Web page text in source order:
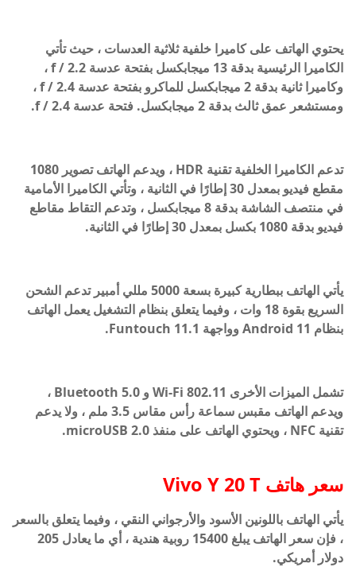
يحتوي الهاتف على كاميرا خلفية ثلاثية العدسات ، حيث تأتي
الكاميرا الرئيسية بدقة 13 ميجابكسل بفتحة عدسة f / 2.2 ،
وكاميرا ثانية بدقة 2 ميجابكسل للماكرو بفتحة عدسة f / 2.4 ،
ومستشعر عمق ثالث بدقة 2 ميجابكسل. فتحة عدسة f / 2.4.
تدعم الكاميرا الخلفية تقنية HDR ، ويدعم الهاتف تصوير 1080
مقطع فيديو بمعدل 30 إطارًا في الثانية ، وتأتي الكاميرا الأمامية
في منتصف الشاشة بدقة 8 ميجابكسل ، وتدعم التقاط مقاطع
فيديو بدقة 1080 بكسل بمعدل 30 إطارًا في الثانية.
يأتي الهاتف ببطارية كبيرة بسعة 5000 مللي أمبير تدعم الشحن
السريع بقوة 18 وات ، وفيما يتعلق بنظام التشغيل يعمل الهاتف
بنظام Android 11 وواجهة Funtouch 11.1.
تشمل الميزات الأخرى Wi-Fi 802.11 و Bluetooth 5.0 ،
ويدعم الهاتف مقبس سماعة رأس مقاس 3.5 ملم ، ولا يدعم
تقنية NFC ، ويحتوي الهاتف على منفذ microUSB 2.0.
سعر هاتف Vivo Y 20 T
يأتي الهاتف باللونين الأسود والأرجواني النقي ، وفيما يتعلق بالسعر
، فإن سعر الهاتف يبلغ 15400 روبية هندية ، أي ما يعادل 205
دولار أمريكي.